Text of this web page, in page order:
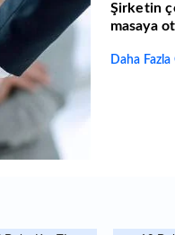
Şirketin
masaya
Daha Fazla